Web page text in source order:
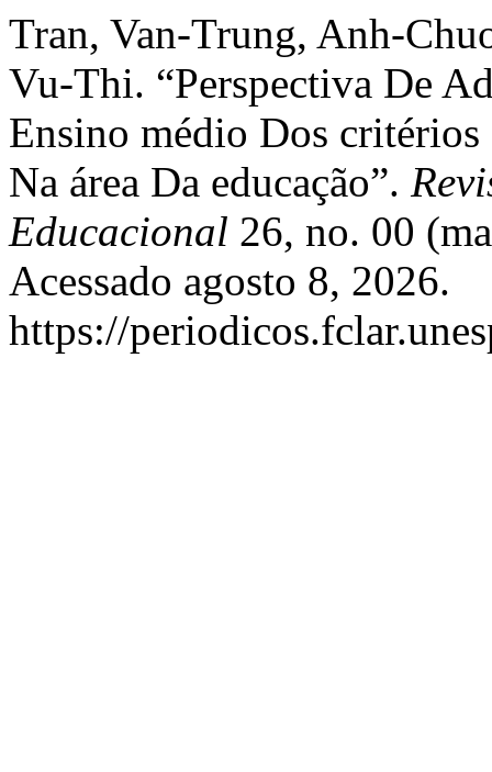
Tran, Van-Trung, Anh-
Vu-Thi. “Perspectiva De
Ensino médio Dos critérios
Na área Da educação”.
Educacional 26, no. 00
Acessado agosto 8, 2026.
https://